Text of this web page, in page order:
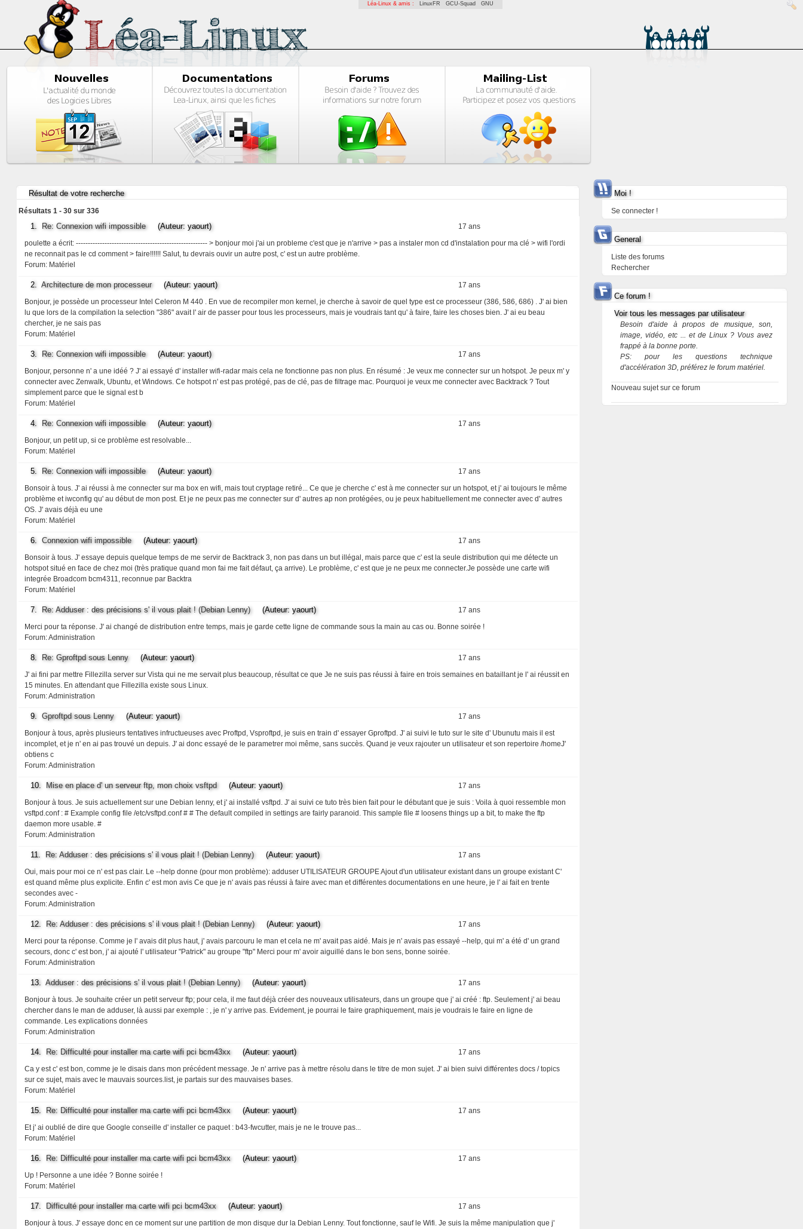
Léa-Linux & amis : LinuxFR GCU-Squad GNU
Résultat de votre recherche
Résultats 1 - 30 sur 336
17 ans
1. Re: Connexion wifi impossible(Auteur: yaourt)
poulette a écrit: ------------------------------------------------------- > bonjour moi j'ai un probleme c'est que je n'arrive > pas a instaler mon cd d'instalation pour ma clé > wifi l'ordi
ne reconnait pas le cd comment > faire!!!!!! Salut, tu devrais ouvir un autre post, c' est un autre problème.
Forum: Matériel
17 ans
2. Architecture de mon processeur(Auteur: yaourt)
Bonjour, je possède un processeur Intel Celeron M 440 . En vue de recompiler mon kernel, je cherche à savoir de quel type est ce processeur (386, 586, 686) . J' ai bien
lu que lors de la compilation la selection "386" avait l' air de passer pour tous les processeurs, mais je voudrais tant qu' à faire, faire les choses bien. J' ai eu beau
chercher, je ne sais pas
Forum: Matériel
17 ans
3. Re: Connexion wifi impossible(Auteur: yaourt)
Bonjour, personne n' a une idéé ? J' ai essayé d' installer wifi-radar mais cela ne fonctionne pas non plus. En résumé : Je veux me connecter sur un hotspot. Je peux m' y
connecter avec Zenwalk, Ubuntu, et Windows. Ce hotspot n' est pas protégé, pas de clé, pas de filtrage mac. Pourquoi je veux me connecter avec Backtrack ? Tout
simplement parce que le signal est b
Forum: Matériel
17 ans
4. Re: Connexion wifi impossible(Auteur: yaourt)
Bonjour, un petit up, si ce problème est resolvable...
Forum: Matériel
17 ans
5. Re: Connexion wifi impossible(Auteur: yaourt)
Bonsoir à tous. J' ai réussi à me connecter sur ma box en wifi, mais tout cryptage retiré... Ce que je cherche c' est à me connecter sur un hotspot, et j' ai toujours le même
problème et iwconfig qu' au début de mon post. Et je ne peux pas me connecter sur d' autres ap non protégées, ou je peux habituellement me connecter avec d' autres
OS. J' avais déjà eu une
Forum: Matériel
17 ans
6. Connexion wifi impossible(Auteur: yaourt)
Bonsoir à tous. J' essaye depuis quelque temps de me servir de Backtrack 3, non pas dans un but illégal, mais parce que c' est la seule distribution qui me détecte un
hotspot situé en face de chez moi (très pratique quand mon fai me fait défaut, ça arrive). Le problème, c' est que je ne peux me connecter.Je possède une carte wifi
integrée Broadcom bcm4311, reconnue par Backtra
Forum: Matériel
17 ans
7. Re: Adduser : des précisions s' il vous plait ! (Debian Lenny)(Auteur: yaourt)
Merci pour ta réponse. J' ai changé de distribution entre temps, mais je garde cette ligne de commande sous la main au cas ou. Bonne soirée !
Forum:Administration
17 ans
8. Re: Gproftpd sous Lenny(Auteur: yaourt)
J' ai fini par mettre Fillezilla server sur Vista qui ne me servait plus beaucoup, résultat ce que Je ne suis pas réussi à faire en trois semaines en bataillant je l' ai réussit en
15 minutes. En attendant que Fillezilla existe sous Linux.
Forum:Administration
17 ans
9. Gproftpd sous Lenny(Auteur: yaourt)
Bonjour à tous, après plusieurs tentatives infructueuses avec Proftpd, Vsproftpd, je suis en train d' essayer Gproftpd. J' ai suivi le tuto sur le site d' Ubunutu mais il est
incomplet, et je n' en ai pas trouvé un depuis. J' ai donc essayé de le parametrer moi même, sans succès. Quand je veux rajouter un utilisateur et son repertoire /homeJ'
obtiens c
Forum:Administration
17 ans
10. Mise en place d' un serveur ftp, mon choix vsftpd(Auteur: yaourt)
Bonjour à tous. Je suis actuellement sur une Debian lenny, et j' ai installé vsftpd. J' ai suivi ce tuto très bien fait pour le débutant que je suis : Voila à quoi ressemble mon
vsftpd.conf : # Example config file /etc/vsftpd.conf # # The default compiled in settings are fairly paranoid. This sample file # loosens things up a bit, to make the ftp
daemon more usable. #
Forum:Administration
17 ans
11. Re: Adduser : des précisions s' il vous plait ! (Debian Lenny)(Auteur: yaourt)
Oui, mais pour moi ce n' est pas clair. Le --help donne (pour mon problème): adduser UTILISATEUR GROUPE Ajout d'un utilisateur existant dans un groupe existant C'
est quand même plus explicite. Enfin c' est mon avis Ce que je n' avais pas réussi à faire avec man et différentes documentations en une heure, je l' ai fait en trente
secondes avec -
Forum:Administration
17 ans
12. Re: Adduser : des précisions s' il vous plait ! (Debian Lenny)(Auteur: yaourt)
Merci pour ta réponse. Comme je l' avais dit plus haut, j' avais parcouru le man et cela ne m' avait pas aidé. Mais je n' avais pas essayé --help, qui m' a été d' un grand
secours, donc c' est bon, j' ai ajouté l' utilisateur "Patrick" au groupe "ftp" Merci pour m' avoir aiguillé dans le bon sens, bonne soirée.
Forum:Administration
17 ans
13. Adduser : des précisions s' il vous plait ! (Debian Lenny)(Auteur: yaourt)
Bonjour à tous. Je souhaite créer un petit serveur ftp; pour cela, il me faut déjà créer des nouveaux utilisateurs, dans un groupe que j' ai créé : ftp. Seulement j' ai beau
chercher dans le man de adduser, là aussi par exemple : , je n' y arrive pas. Evidement, je pourrai le faire graphiquement, mais je voudrais le faire en ligne de
commande. Les explications données
Forum:Administration
17 ans
14. Re: Difficulté pour installer ma carte wifi pci bcm43xx(Auteur: yaourt)
Ca y est c' est bon, comme je le disais dans mon précédent message. Je n' arrive pas à mettre résolu dans le titre de mon sujet. J' ai bien suivi différentes docs / topics
sur ce sujet, mais avec le mauvais sources.list, je partais sur des mauvaises bases.
Forum: Matériel
17 ans
15. Re: Difficulté pour installer ma carte wifi pci bcm43xx(Auteur: yaourt)
Et j' ai oublié de dire que Google conseille d' installer ce paquet : b43-fwcutter, mais je ne le trouve pas...
Forum: Matériel
17 ans
16. Re: Difficulté pour installer ma carte wifi pci bcm43xx(Auteur: yaourt)
Up ! Personne a une idée ? Bonne soirée !
Forum: Matériel
17 ans
17. Difficulté pour installer ma carte wifi pci bcm43xx(Auteur: yaourt)
Bonjour à tous. J' essaye donc en ce moment sur une partition de mon disque dur la Debian Lenny. Tout fonctionne, sauf le Wifi. Je suis la même manipulation que j'
Moi !
Se connecter !
General
Liste des forums
Rechercher
Ce forum !
Voir tous les messages par utilisateur
Besoin d'aide à propos de musique, son,
image, vidéo, etc ... et de Linux ? Vous avez
frappé à la bonne porte.
PS: pour les questions technique
d'accélération 3D, préférez le forum matériel.
Nouveau sujet sur ce forum